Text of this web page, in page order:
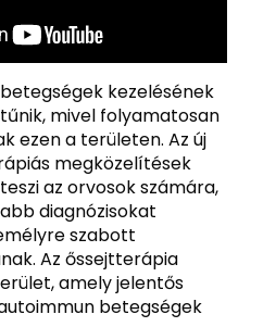
kezelésének
mivel folyamatosan
ezen a területen. Az új
megközelítések
az orvosok számára,
diagnózisokat
szabott
Az őssejtterápia
amely jelentős
betegségek